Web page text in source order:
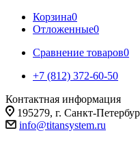
Корзина0
Отложенные0
Сравнение товаров0
+7 (812) 372-60-50
Контактная информация
195279, г. Санкт-
info@titansystem.ru